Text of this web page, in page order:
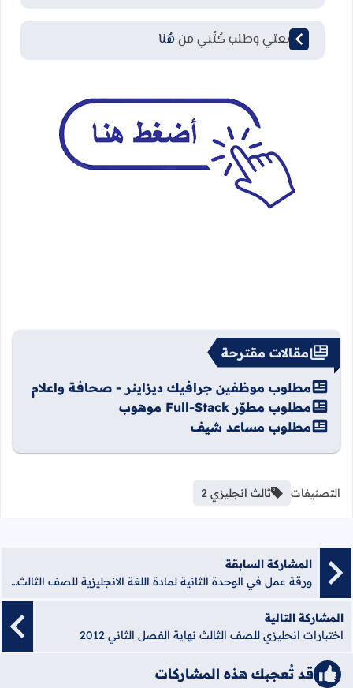
لمتابعتي وطلب كُتُبي من هُنا
مقالات مقترحة
مطلوب موظفين جرافيك ديزاينر - صحافة واعلام
مطلوب مطوّر Full-Stack موهوب
مطلوب مساعد شيف
التصنيفات ثالث انجليزي 2
المشاركة السابقة
ورقة عمل في الوحدة الثانية لمادة اللغة الانجليزية للصف الثالث الفصل الأول
المشاركة التالية
اختبارات انجليزي للصف الثالث نهاية الفصل الثاني 2012
قد تُعجبك هذه المشاركات